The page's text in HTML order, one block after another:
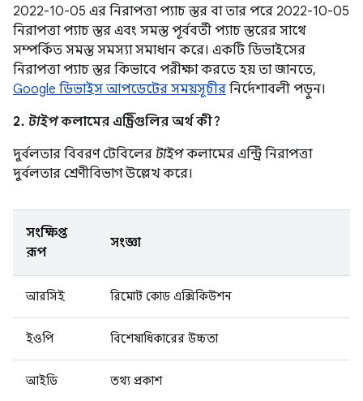
2022-10-05 এর নিরাপত্তা প্যাচ স্তর বা তার পরে 2022-10-05
নিরাপত্তা প্যাচ স্তর এবং সমস্ত পূর্ববর্তী প্যাচ স্তরের সাথে
সম্পর্কিত সমস্ত সমস্যা সমাধান করে। একটি ডিভাইসের
নিরাপত্তা প্যাচ স্তর কিভাবে পরীক্ষা করতে হয় তা জানতে,
Google ডিভাইস আপডেটের সময়সূচীর নির্দেশাবলী পড়ুন।
2. টাইপকলামের এন্ট্রিগুলির অর্থ কী?
দুর্বলতার বিবরণ টেবিলের টাইপকলামের এন্ট্রি নিরাপত্তা
দুর্বলতার শ্রেণীবিভাগ উল্লেখ করে।
সংক্ষিপ্ত
রূপ
সংজ্ঞা
আরসিই রিমোট কোড এক্সিকিউশন
ইওপি বিশেষাধিকারের উচ্চতা
আইডি তথ্য প্রকাশ